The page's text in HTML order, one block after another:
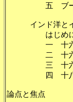
五 ブーサイ
インド洋
は
一 十六―十七
二 十六―十七
三 十六―十七
四 十八世紀
論点と焦点